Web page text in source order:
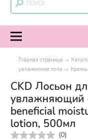
Главная страница
увлажнения тела
Кремы
CKD Лосьон
увлажняющий
beneficial
lotion, 500мл
(0)